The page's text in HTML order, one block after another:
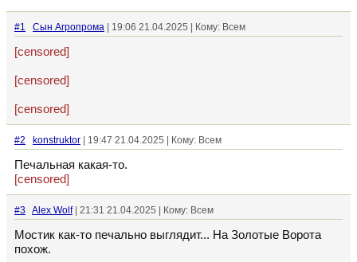
#1 Сын Агропрома | 19:06 21.04.2025 | Кому: Всем
[censored]
[censored]
[censored]
#2 konstruktor | 19:47 21.04.2025 | Кому: Всем
Печальная какая-то.
[censored]
#3 Alex Wolf| 21:31 21.04.2025 | Кому: Всем
Мостик как-то печально выглядит... На Золотые Ворота
похож.